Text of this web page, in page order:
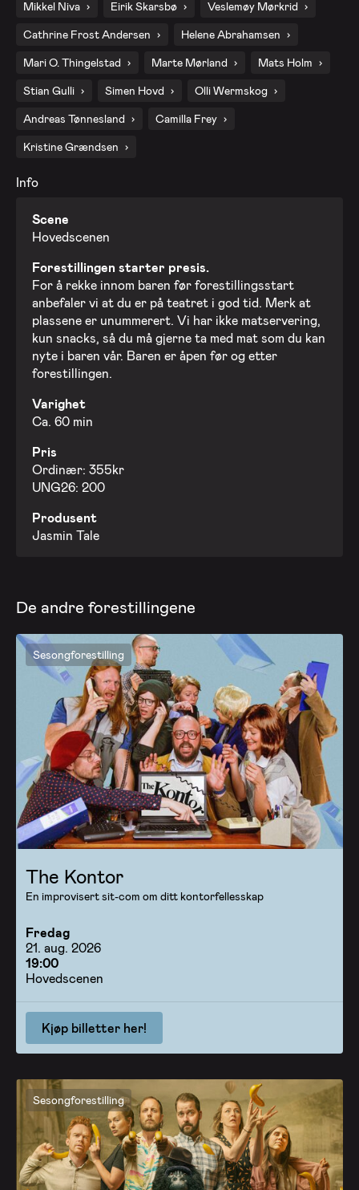
2. okt. 2026 - Fredag
9. okt. 2026 - Fredag
16. okt. 2026 - Fredag
30. okt. 2026 - Fredag
6. nov. 2026 - Fredag
13. nov. 2026 - Fredag
20. nov. 2026 - Fredag
27. nov. 2026 - Fredag
Mikkel Niva Eirik Skarsbø Veslemøy Mørkrid
Cathrine Frost Andersen Helene Abrahamsen
Mari O. Thingelstad Marte Mørland Mats Holm
Stian Gulli Simen Hovd Olli Wermskog
Andreas Tønnesland Camilla Frey
Kristine Grændsen
Info
Scene
Hovedscenen
Forestillingen starter presis.
For å rekke innom baren før forestillingsstart
anbefaler vi at du er på teatret i god tid. Merk at
plassene er unummerert. Vi har ikke matservering,
kun snacks, så du må gjerne ta med mat som du kan
nyte i baren vår. Baren er åpen før og etter
forestillingen.
Varighet
Ca. 60 min
Pris
Ordinær: 355kr
UNG26: 200
Produsent
Jasmin Tale
De andre forestillingene
Sesongforestilling
The Kontor
En improvisert sit-com om ditt kontorfellesskap
Fredag
21. aug. 2026
19:00
Hovedscenen
Kjøp billetter her!
Sesongforestilling